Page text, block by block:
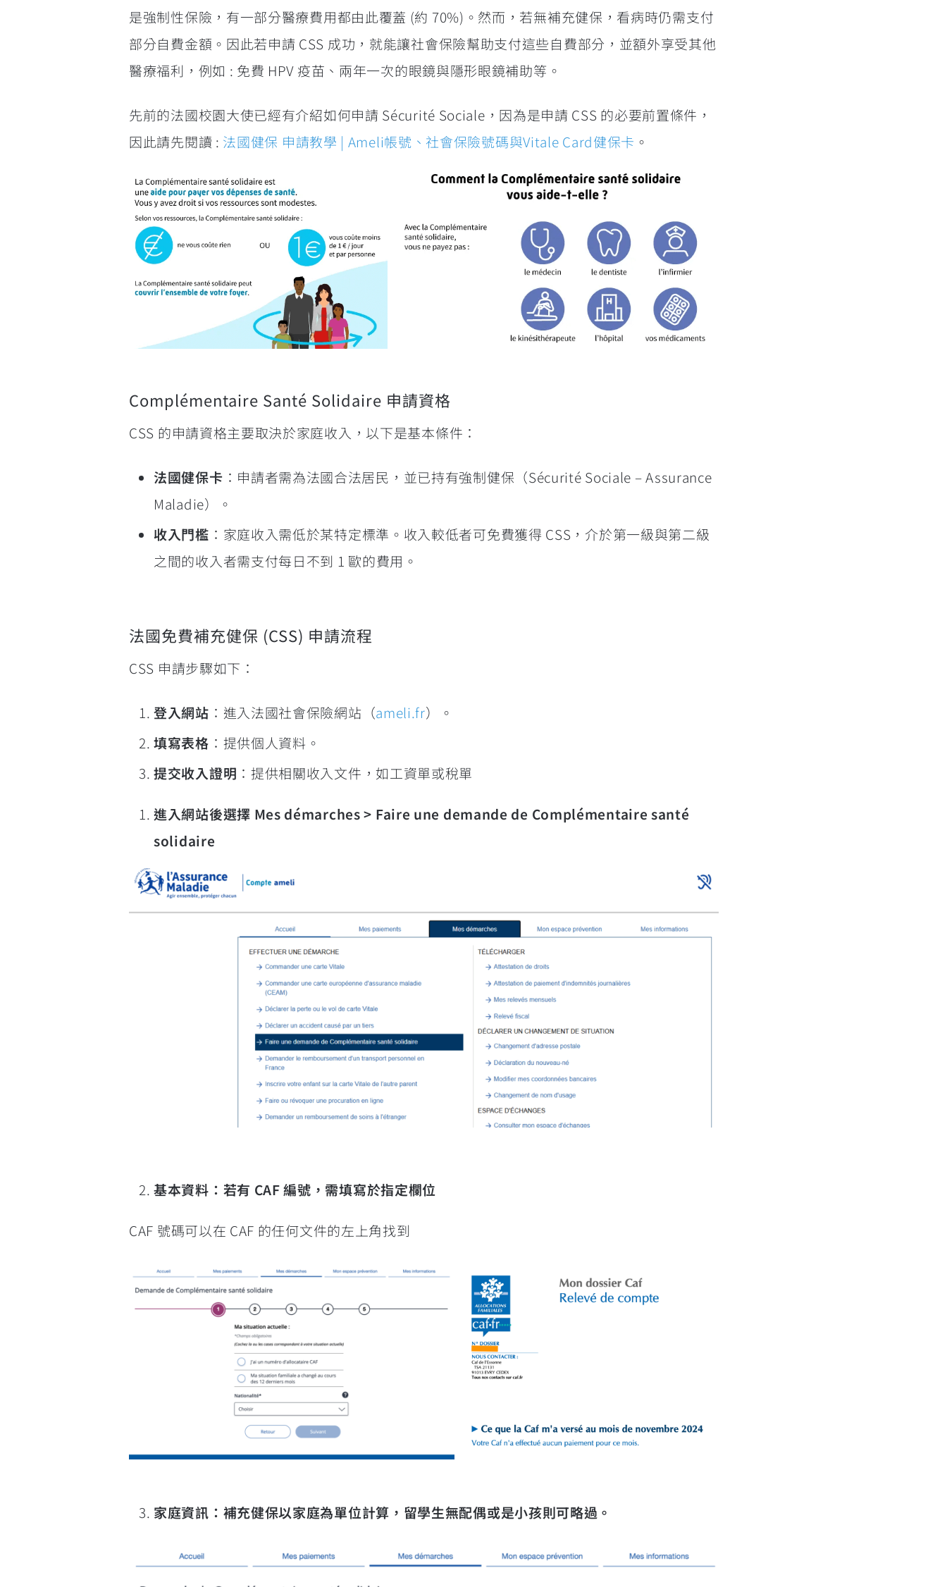
是強制性保險，有一部分醫療費用都由此覆蓋 (約 70%)。然而，若無補充健保，看病時仍需支付
部分自費金額。因此若申請 CSS 成功，就能讓社會保險幫助支付這些自費部分，並額外享受其他
醫療福利，例如 : 免費 HPV 疫苗、兩年一次的眼鏡與隱形眼鏡補助等。
先前的法國校園大使已經有介紹如何申請 Sécurité Sociale，因為是申請 CSS 的必要前置條件，
因此請先閱讀 : 法國健保 申請教學 | Ameli帳號、社會保險號碼與Vitale Card健保卡 。
Complémentaire Santé Solidaire 申請資格
CSS 的申請資格主要取決於家庭收入，以下是基本條件：
法國健保卡 ：申請者需為法國合法居民，並已持有強制健保（Sécurité Sociale – Assurance
Maladie）。
收入門檻 ：家庭收入需低於某特定標準。收入較低者可免費獲得 CSS，介於第一級與第二級
之間的收入者需支付每日不到 1 歐的費用。
法國免費補充健保 (CSS) 申請流程
CSS 申請步驟如下：
登入網站 ：進入法國社會保險網站（ameli.fr）。
填寫表格 ：提供個人資料。
提交收入證明 ：提供相關收入文件，如工資單或稅單
進入網站後選擇 Mes démarches > Faire une demande de Complémentaire santé
solidaire
基本資料：若有 CAF 編號，需填寫於指定欄位
CAF 號碼可以在 CAF 的任何文件的左上角找到
家庭資訊：補充健保以家庭為單位計算，留學生無配偶或是小孩則可略過。